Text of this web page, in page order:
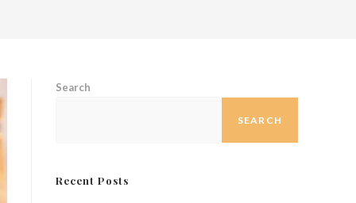
Search
SEARCH
Recent Posts